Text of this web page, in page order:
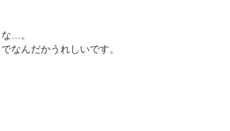
…。
なんだかうれしいです。